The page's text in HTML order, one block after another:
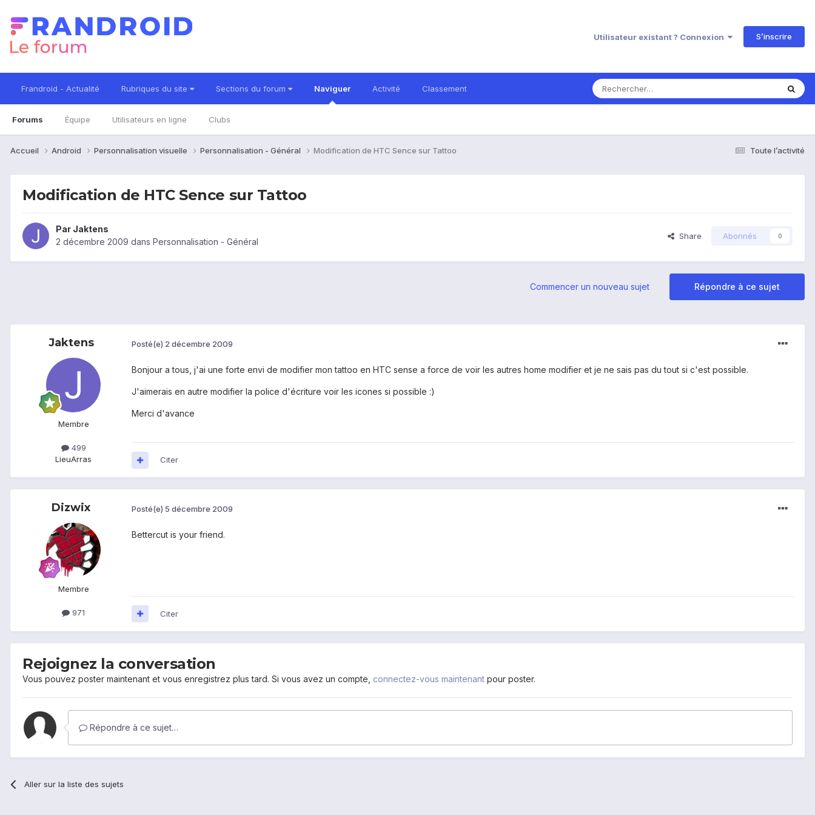
Utilisateur existant ? Connexion S’inscrire
Frandroid - Actualité Rubriques du site Sections du forum Naviguer
Forums Équipe Utilisateurs en ligne Clubs
Activité Classement
Toute l’activité
Accueil Android Personnalisation visuelle Personnalisation - Général Modification de HTC Sence sur Tattoo
Modification de HTC Sence sur Tattoo
Par Jaktens
2 décembre 2009 dans Personnalisation - Général
Share Abonnés 0
Répondre à ce sujet
Commencer un nouveau sujet
Jaktens
Membre
499
LieuArras
Posté(e) 2 décembre 2009
Bonjour a tous, j'ai une forte envi de modifier mon tattoo en HTC sense a force de voir les autres home modifier et je ne sais pas du tout si c'est possible.
J'aimerais en autre modifier la police d'écriture voir les icones si possible :)
Merci d'avance
Citer
Dizwix
Membre
971
Posté(e) 5 décembre 2009
Bettercut is your friend.
Citer
Rejoignez la conversation
Vous pouvez poster maintenant et vous enregistrez plus tard. Si vous avez un compte, connectez-vous maintenant pour poster.
Répondre à ce sujet…
Aller sur la liste des sujets